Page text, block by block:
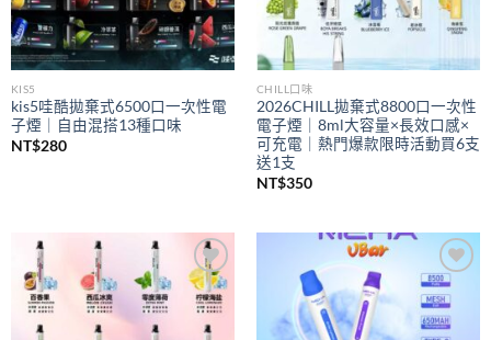
KIS5
kis5哇酷拋棄式6500口一次性電
子煙｜自由混搭13種口味
NT$280
CHILL口味
2026CHILL拋棄式8800口一次性
電子煙｜8ml大容量×長效口感×
可充電｜熱門爆款限時活動買6支
送1支
NT$350
Add to
wishlist
Add to
wishlist